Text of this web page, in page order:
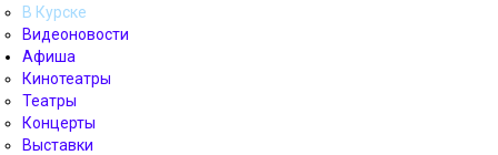
В Курске
Видеоновости
Афиша
Кинотеатры
Театры
Концерты
Выставки